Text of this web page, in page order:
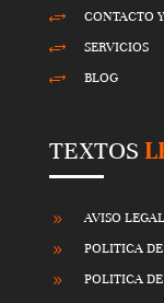
+ CONTACTO
+ SERVICIOS
+ BLOG
TEXTOS
9 AVISO LEGAL
9 POLITICA
9 POLITICA